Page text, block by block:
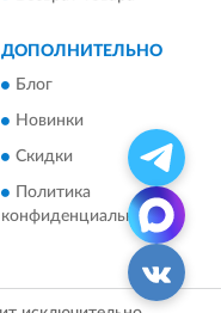
ДОПОЛНИТЕЛЬНО
Блог
Новинки
Скидки
Политика
конфиденциальности